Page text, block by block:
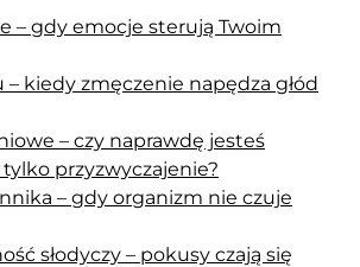
– gdy emocje sterują Twoim
– kiedy zmęczenie napędza głód
– czy naprawdę jesteś
tylko przyzwyczajenie?
– gdy organizm nie czuje
słodyczy – pokusy czają się